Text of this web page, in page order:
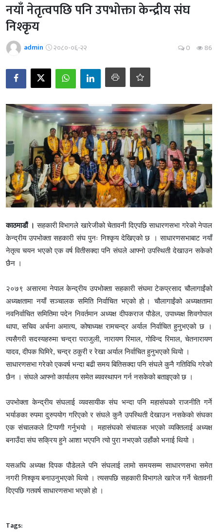
नयाँ नेतृत्वपछि पनि उपभोक्ता केन्द्रीय संघ
निश्कृय
admin २०८०-०६-२२ 0 86
काठमाडौं ।सहकारी विभागले खारेजीको चेतावनी दिएपछि साधारणसभा गरेको नेपाल
केन्द्रीय उपभोक्ता सहकारी संघ पुनः निश्कृय देखिएको छ । साधारणसभाबाट नयाँ
नेतृत्व चयन भएको एक वर्ष वितीसक्दा पनि संघले आफ्नो उपस्थिती देखाउन सकेको
छैन ।
२०७९ असारमा नेपाल केन्द्रीय उपभोक्ता सहकारी संघमा टेकप्रसाद चौलागाईंको
अध्यक्षतामा नयाँ सञ्चालक समिति निर्वाचित भएको हो । चौलागाईंको अध्यक्षतामा
नवनिर्वाचित समितिमा पदेन निवर्तमान अध्यक्ष दीपकराज पौडेल, उपाध्यक्ष शिवगोपाल
थापा, सचिव अर्चना अमात्य, कोषाध्यक्ष रामचन्द्र अर्याल निर्वाचित हुनुभएको छ ।
त्यसैगरी सदस्यहरुमा चन्द्रा पराजुली, नारायण रिमाल, गोविन्द रिमाल, चेतनारायण
यादव, दीपक घिमिरे, चन्द्र ठकुरी र रेखा अर्याल निर्वाचित हुनुभएको थियो ।
साधारणसभा गरेको एकवर्ष भन्दा बढी समय बितिसक्दा पनि संघले कुनै गतिविधि गरेको
छैन । संघले आफ्नो कार्यालय समेत ब्यवस्थापन गर्न नसकेको बताइएको छ ।
उपभोक्ता केन्द्रीय संघलाई व्यवसायीक संघ भन्दा पनि महासंघको राजनीति गर्ने
भर्याङका रुपमा दुरुपयोग गरिएको र संघले कुनै उपस्थिती देखाउन नसकेको संघका
एक संचालकले टिप्पणी गर्नुभयो । महासंघको संचालक भएको व्यक्तिलाई अध्यक्ष
बनाउँदा संघ सक्रिय हुने आशा भएपनि त्यो पुरा नभएको उहाँको भनाई थियो ।
यसअघि अध्यक्ष दिपक पौडेलले पनि संघलाई लामो समयसम्म साधारणसभा समेत
नगरी निश्कृय बनाउनुभएको थियो । त्यसपछि सहकारी विभागले खारेज गर्ने चेतावनी
दिएपछि गतवर्ष साधारणसभा भएको हो ।
Tags: